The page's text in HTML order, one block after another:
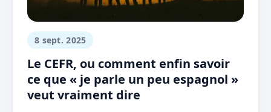
8 sept. 2025
Le CEFR, ou comment enfin savoir
ce que « je parle un peu espagnol »
veut vraiment dire